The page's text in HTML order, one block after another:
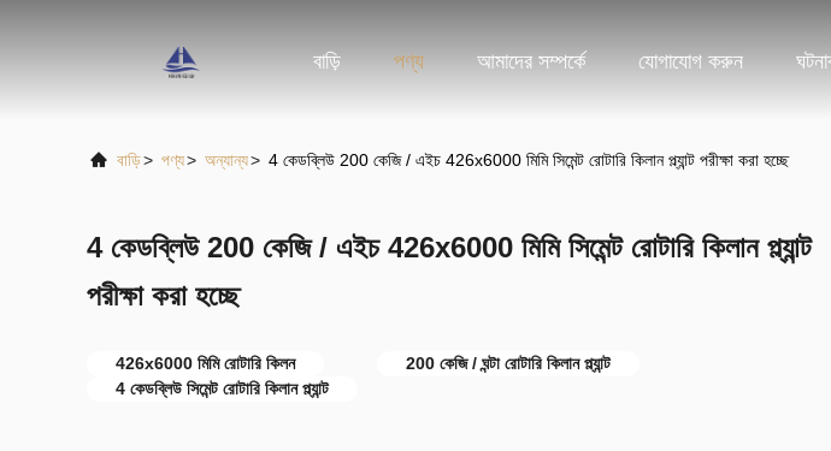
বাড়ি পণ্য আমাদের সম্পর্কে যোগাযোগ করুন
বাড়ি> পণ্য> অন্যান্য> 4 কেডব্লিউ 200 কেজি / এইচ 426x6000 মিমি সিমেন্ট রোটারি কিলান প্ল্যান্ট পরীক্ষা করা হচ্ছে
4 কেডব্লিউ 200 কেজি / এইচ 426x6000 মিমি সিমেন্ট রোটারি কিলান প্ল্যান্ট
পরীক্ষা করা হচ্ছে
426x6000 মিমি রোটারি কিলন
200 কেজি / ঘন্টা রোটারি কিলান প্ল্যান্ট
4 কেডব্লিউ সিমেন্ট রোটারি কিলান প্ল্যান্ট